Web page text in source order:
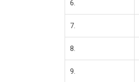
6.
7.
8.
9.